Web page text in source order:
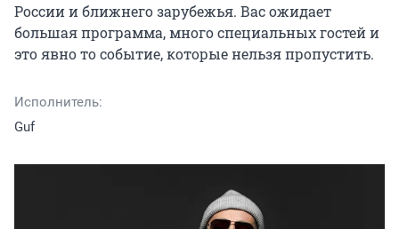
России и ближнего зарубежья. Вас ожидает
большая программа, много специальных гостей и
это явно то событие, которые нельзя пропустить.
Исполнитель:
Guf